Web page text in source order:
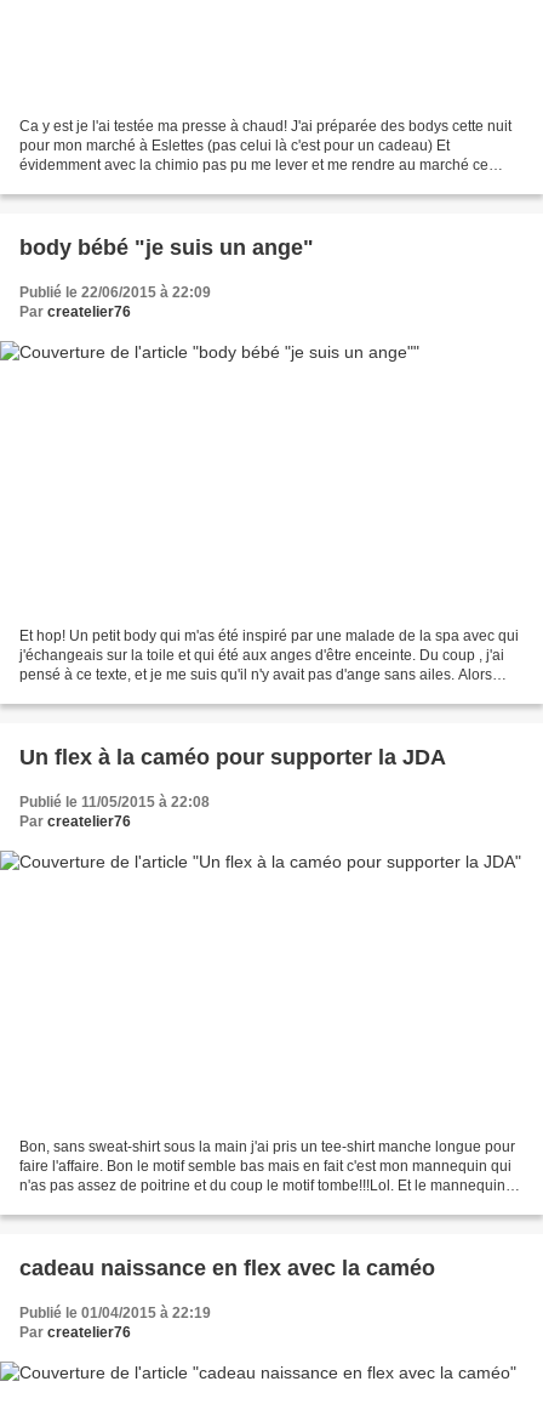
Ca y est je l'ai testée ma presse à chaud! J'ai préparée des bodys cette nuit
pour mon marché à Eslettes (pas celui là c'est pour un cadeau) Et
évidemment avec la chimio pas pu me lever et me rendre au marché ce
body bébé "je suis un ange"
Publié le 22/06/2015 à 22:09
Par createlier76
Et hop! Un petit body qui m'as été inspiré par une malade de la spa avec qui
j'échangeais sur la toile et qui été aux anges d'être enceinte. Du coup , j'ai
pensé à ce texte, et je me suis qu'il n'y avait pas d'ange sans ailes. Alors
Un flex à la caméo pour supporter la JDA
Publié le 11/05/2015 à 22:08
Par createlier76
Bon, sans sweat-shirt sous la main j'ai pris un tee-shirt manche longue pour
faire l'affaire. Bon le motif semble bas mais en fait c'est mon mannequin qui
n'as pas assez de poitrine et du coup le motif tombe!!!Lol. Et le mannequin
cadeau naissance en flex avec la caméo
Publié le 01/04/2015 à 22:19
Par createlier76